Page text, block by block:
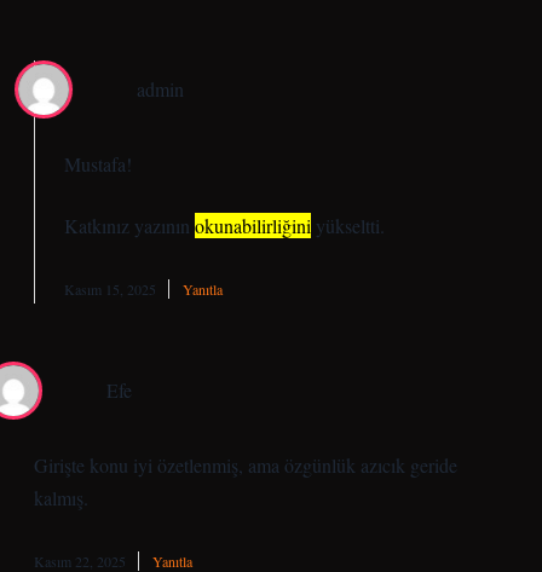
admin
Mustafa!
Katkınız yazının okunabilirliğini yükseltti.
Kasım 15, 2025 Yanıtla
Efe
Girişte konu iyi özetlenmiş, ama özgünlük azıcık geride
kalmış.
Kasım 22, 2025 Yanıtla